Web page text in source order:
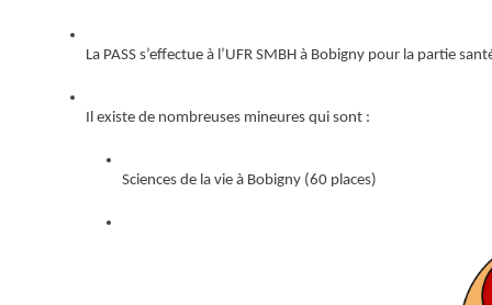
La PASS s’effectue à l’UFR SMBH à Bobigny pour la partie
Il existe de nombreuses mineures qui sont :
Sciences de la vie à Bobigny (60 places)